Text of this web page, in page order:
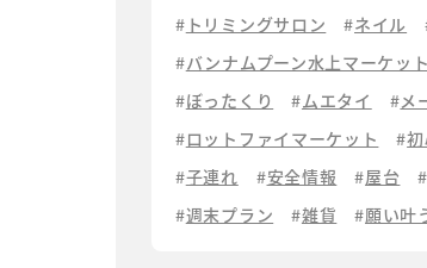
トリミングサロン
ネイル
バンナムプーン水上マーケット
ぼったくり
ムエタイ メ
ロットファイマーケット
子連れ
安全情報 屋台
週末プラン
雑貨 願い叶